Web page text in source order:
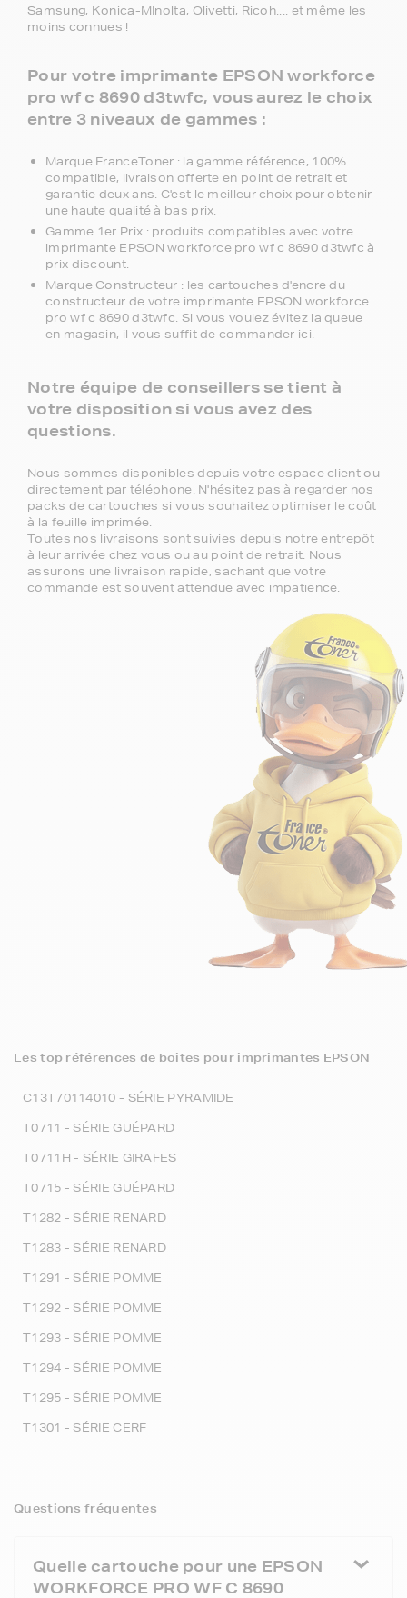
Samsung, Konica-MInolta, Olivetti, Ricoh.... et même les
moins connues !
Pour votre imprimante EPSON workforce
pro wf c 8690 d3twfc, vous aurez le choix
entre 3 niveaux de gammes :
Marque FranceToner : la gamme référence, 100%
compatible, livraison offerte en point de retrait et
garantie deux ans. C'est le meilleur choix pour obtenir
une haute qualité à bas prix.
Gamme 1er Prix : produits compatibles avec votre
imprimante EPSON workforce pro wf c 8690 d3twfc à
prix discount.
Marque Constructeur : les cartouches d'encre du
constructeur de votre imprimante EPSON workforce
pro wf c 8690 d3twfc. Si vous voulez évitez la queue
en magasin, il vous suffit de commander ici.
Notre équipe de conseillers se tient à
votre disposition si vous avez des
questions.
Nous sommes disponibles depuis votre espace client ou
directement par téléphone. N'hésitez pas à regarder nos
packs de cartouches si vous souhaitez optimiser le coût
à la feuille imprimée.
Toutes nos livraisons sont suivies depuis notre entrepôt
à leur arrivée chez vous ou au point de retrait. Nous
assurons une livraison rapide, sachant que votre
commande est souvent attendue avec impatience.
Les top références de boites pour imprimantes EPSON
C13T70114010 - SÉRIE PYRAMIDE
T0711 - SÉRIE GUÉPARD
T0711H - SÉRIE GIRAFES
T0715 - SÉRIE GUÉPARD
T1282 - SÉRIE RENARD
T1283 - SÉRIE RENARD
T1291 - SÉRIE POMME
T1292 - SÉRIE POMME
T1293 - SÉRIE POMME
T1294 - SÉRIE POMME
T1295 - SÉRIE POMME
T1301 - SÉRIE CERF
Questions fréquentes
Quelle cartouche pour une EPSON
WORKFORCE PRO WF C 8690